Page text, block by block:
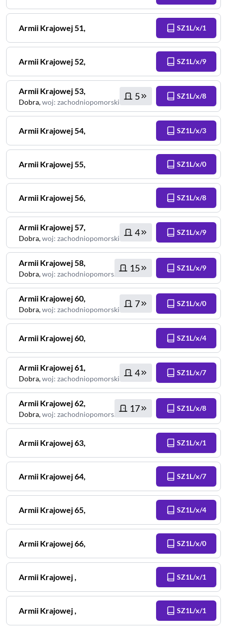
Armii Krajowej51, SZ1L/x/1
Armii Krajowej52, SZ1L/x/9
Armii Krajowej53,
Dobra,woj: zachodniopomorskie
5 SZ1L/x/8
Armii Krajowej54, SZ1L/x/3
Armii Krajowej55, SZ1L/x/0
Armii Krajowej56, SZ1L/x/8
Armii Krajowej57,
Dobra,woj: zachodniopomorskie
4 SZ1L/x/9
Armii Krajowej58,
Dobra,woj: zachodniopomorskie
15 SZ1L/x/9
Armii Krajowej60,
Dobra,woj: zachodniopomorskie
7 SZ1L/x/0
Armii Krajowej60, SZ1L/x/4
Armii Krajowej61,
Dobra,woj: zachodniopomorskie
4 SZ1L/x/7
Armii Krajowej62,
Dobra,woj: zachodniopomorskie
17 SZ1L/x/8
Armii Krajowej63, SZ1L/x/1
Armii Krajowej64, SZ1L/x/7
Armii Krajowej65, SZ1L/x/4
Armii Krajowej66, SZ1L/x/0
Armii Krajowej, SZ1L/x/1
Armii Krajowej, SZ1L/x/1